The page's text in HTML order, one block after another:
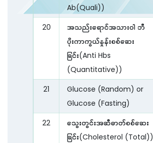
Ab(Quali))
20
အသည်းရောင်အသားဝါ ဘီ
ပိုးကာကွယ်နှုန်းစစ်ဆေး
ခြင်း(Anti Hbs
(Quantitative))
21
Glucose (Random) or
Glucose (Fasting)
22
သွေးတွင်းအဆီဓာတ်စစ်ဆေး
ခြင်း(Cholesterol (Total))